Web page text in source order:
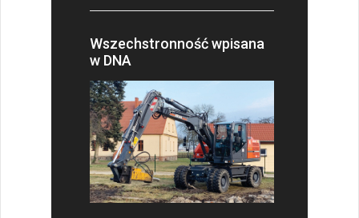
Wszechstronność wpisana
w DNA